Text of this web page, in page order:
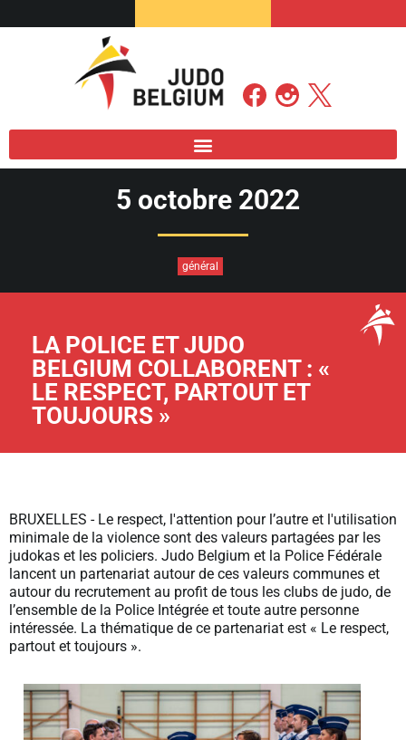
5 octobre 2022
général
LA POLICE ET JUDO
BELGIUM COLLABORENT : «
LE RESPECT, PARTOUT ET
TOUJOURS »
BRUXELLES - Le respect, l'attention pour l’autre et l'utilisation
minimale de la violence sont des valeurs partagées par les
judokas et les policiers. Judo Belgium et la Police Fédérale
lancent un partenariat autour de ces valeurs communes et
autour du recrutement au profit de tous les clubs de judo, de
l’ensemble de la Police Intégrée et toute autre personne
intéressée. La thématique de ce partenariat est « Le respect,
partout et toujours ».